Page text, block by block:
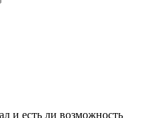
и есть ли возможность